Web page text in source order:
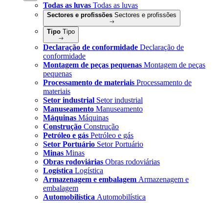
Todas as luvas Todas as luvas
Sectores e profissões Sectores e profissões
Tipo Tipo
Declaração de conformidade Declaração de
conformidade
Montagem de peças pequenas Montagem de peças
pequenas
Processamento de materiais Processamento de
materiais
Setor industrial Setor industrial
Manuseamento Manuseamento
Máquinas Máquinas
Construção Construção
Petróleo e gás Petróleo e gás
Setor Portuário Setor Portuário
Minas Minas
Obras rodoviárias Obras rodoviárias
Logística Logística
Armazenagem e embalagem Armazenagem e
embalagem
Automobilística Automobilística